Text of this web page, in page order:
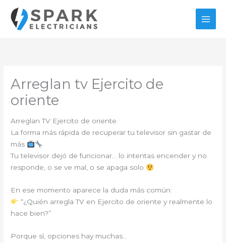
contenido
Arreglan tv Ejercito de
oriente
Arreglan TV Ejercito de oriente
La forma más rápida de recuperar tu televisor sin gastar de
más
Tu televisor dejó de funcionar… lo intentas encender y no
responde, o se ve mal, o se apaga solo
En ese momento aparece la duda más común:
“¿Quién arregla TV en Ejercito de oriente y realmente lo
hace bien?”
Porque sí, opciones hay muchas…